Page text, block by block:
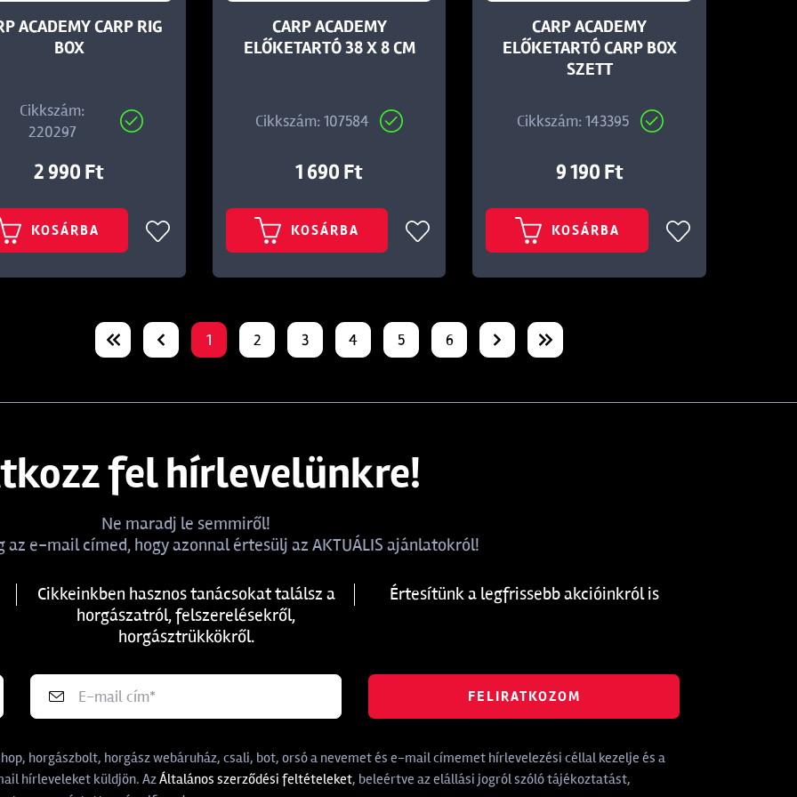
ACADEMY CARP RIG
BOX
Cikkszám:
220297
2 990 Ft
KOSÁRBA
CARP ACADEMY
ELŐKETARTÓ 38 X 8 CM
Cikkszám: 107584
1 690 Ft
KOSÁRBA
CARP ACADEMY
ELŐKETARTÓ CARP BOX
SZETT
Cikkszám: 143395
9 190 Ft
KOSÁRBA
1 2 3 4 5 6
fel hírlevelünkre!
Ne maradj le semmiről!
az e-mail címed, hogy azonnal értesülj az AKTUÁLIS ajánlatokról!
Cikkeinkben hasznos tanácsokat találsz a
horgászatról, felszerelésekről,
horgásztrükkökről.
Értesítünk a legfrissebb akcióinkról is
FELIRATKOZOM
horgászbolt, horgász webáruház, csali, bot, orsó a nevemet és e-mail címemet hírlevelezési céllal kezelje és a
hírleveleket küldjön. AzÁltalános szerződési feltételeket, beleértve az elállási jogról szóló tájékoztatást,